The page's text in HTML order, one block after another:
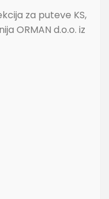
za puteve KS,
ORMAN d.o.o. iz